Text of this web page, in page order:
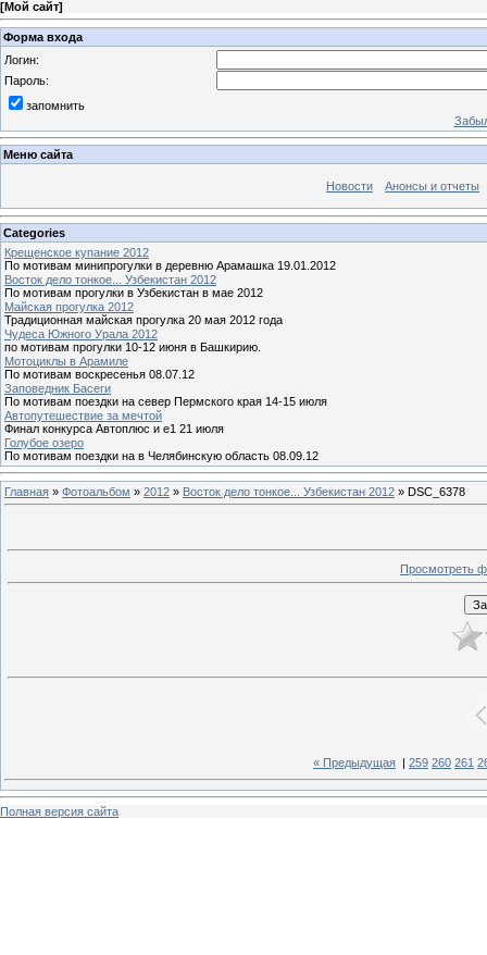
[Мой сайт]
Форма входа
Логин:
Пароль:
запомнить
Меню сайта
Новости Анонсы и отчеты
Categories
Крещенское купание 2012
По мотивам минипрогулки в деревню Арамашка 19.01.2012
Восток дело тонкое... Узбекистан 2012
По мотивам прогулки в Узбекистан в мае 2012
Майская прогулка 2012
Традиционная майская прогулка 20 мая 2012 года
Чудеса Южного Урала 2012
по мотивам прогулки 10-12 июня в Башкирию.
Мотоциклы в Арамиле
По мотивам воскресенья 08.07.12
Заповедник Басеги
По мотивам поездки на север Пермского края 14-15 июля
Автопутешествие за мечтой
Финал конкурса Автоплюс и е1 21 июля
Голубое озеро
По мотивам поездки на в Челябинскую область 08.09.12
Главная » Фотоальбом » 2012 » Восток дело тонкое... Узбекистан 2012 » DSC_6378
Просмотреть
« Предыдущая 259 260 261
Полная версия сайта